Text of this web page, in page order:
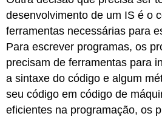
desenvolvimento de um IS é o
ferramentas necessárias para
Para escrever programas, os
precisam de ferramentas para
a sintaxe do código e algum
seu código em código de
eficientes na programação, os